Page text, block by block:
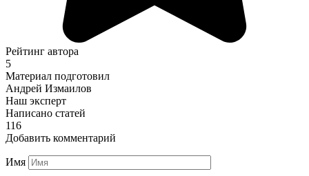
Рейтинг автора
5
Материал подготовил
Андрей Измаилов
Наш эксперт
Написано статей
116
Добавить комментарий
Имя